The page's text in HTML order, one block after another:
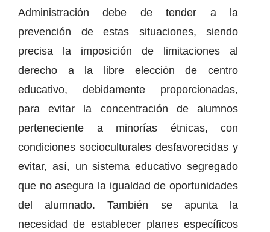
Administración debe de tender a la
prevención de estas situaciones, siendo
precisa la imposición de limitaciones al
derecho a la libre elección de centro
educativo, debidamente proporcionadas,
para evitar la concentración de alumnos
perteneciente a minorías étnicas, con
condiciones socioculturales desfavorecidas y
evitar, así, un sistema educativo segregado
que no asegura la igualdad de oportunidades
del alumnado. También se apunta la
necesidad de establecer planes específicos